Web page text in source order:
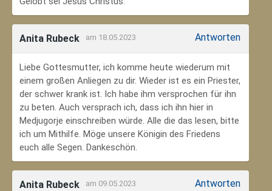
Anita Rubeck am 18.05.2023 Antworten
Liebe Gottesmutter, ich komme heute wiederum mit
einem großen Anliegen zu dir. Wieder ist es ein Priester,
der schwer krank ist. Ich habe ihm versprochen für ihn
zu beten. Auch versprach ich, dass ich ihn hier in
Medjugorje einschreiben würde. Alle die das lesen, bitte
ich um Mithilfe. Möge unsere Königin des Friedens
euch alle Segen. Dankeschön.
Anita Rubeck am 09.05.2023 Antworten